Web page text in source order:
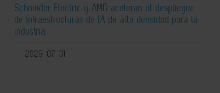
Schneider Electric y AMD aceleran el despliegue
de infraestructuras de IA de alta densidad para la
industria
2026-07-31